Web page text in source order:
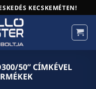
KECSKEMÉTEN!
50” CÍMKÉVEL